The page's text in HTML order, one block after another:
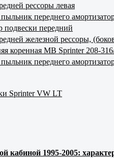
рессоры левая
переднего
подвески передний
железной рессоры,
коренная MB Sprinter 208-
переднего
Sprinter VW LT
кабиной 1995-2005: